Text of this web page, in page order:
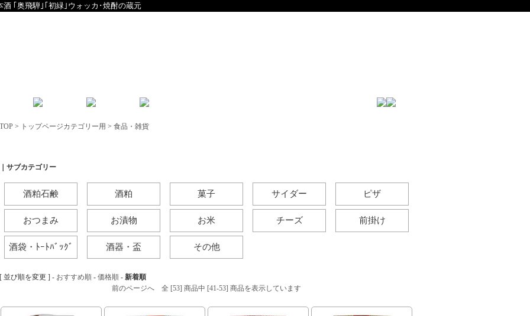
奥飛騨｣｢初緑｣ウォッカ･焼酎の蔵元
TOP > トップページカテゴリー用 > 食品・雑貨
｜サブカテゴリー
酒粕石鹸 酒粕 菓子 サイダー ピザ
おつまみ お漬物 お米 チーズ 前掛け
酒袋・ﾄｰﾄﾊﾞｯｸﾞ 酒器・盃 その他
[ 並び順を変更 ] - おすすめ順 - 価格順 - 新着順
前のページへ 全 [53] 商品中 [41-53] 商品を表示しています